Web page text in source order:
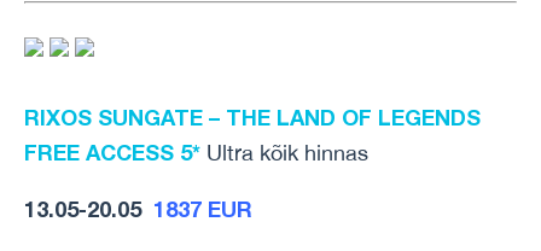
RIXOS SUNGATE – THE LAND OF LEGENDS
FREE ACCESS 5* Ultra kõik hinnas
13.05-20.05 1837 EUR